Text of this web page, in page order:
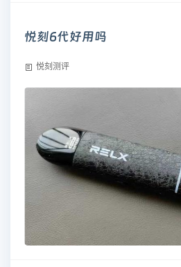
悦刻6代好用吗
悦刻测评